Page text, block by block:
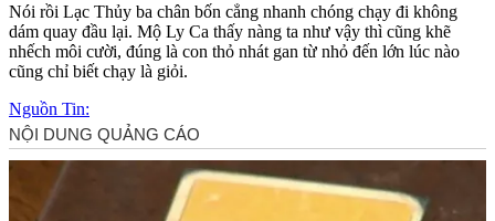
Nói rồi Lạc Thủy ba chân bốn cẳng nhanh chóng chạy đi không
dám quay đầu lại. Mộ Ly Ca thấy nàng ta như vậy thì cũng khẽ
nhếch môi cười, đúng là con thỏ nhát gan từ nhỏ đến lớn lúc nào
cũng chỉ biết chạy là giỏi.
Nguồn Tin: